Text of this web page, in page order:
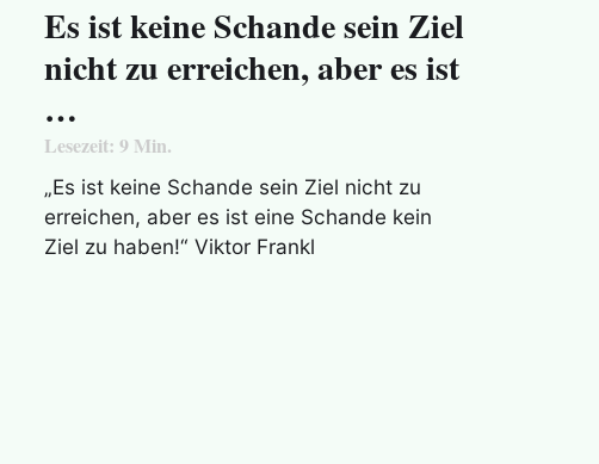
Es ist keine Schande sein Ziel
nicht zu erreichen, aber es ist
…
Lesezeit: 9Min.
„Es ist keine Schande sein Ziel nicht zu
erreichen, aber es ist eine Schande kein
Ziel zu haben!“ Viktor Frankl